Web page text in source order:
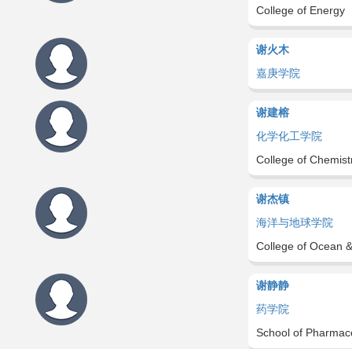
College of Energy
谢火木
嘉庚学院
谢建榕
化学化工学院
College of
谢杰镇
海洋与地球学院
College of Ocean
谢静静
药学院
School of